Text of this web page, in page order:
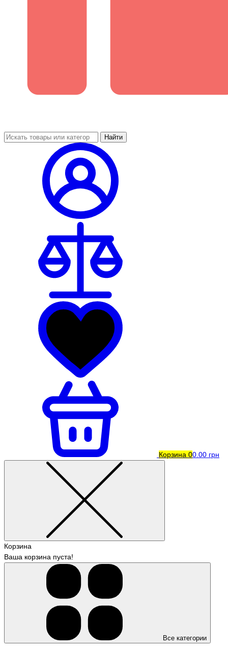
Найти
Корзина 00.00 грн
Корзина
Ваша корзина пуста!
Все категории